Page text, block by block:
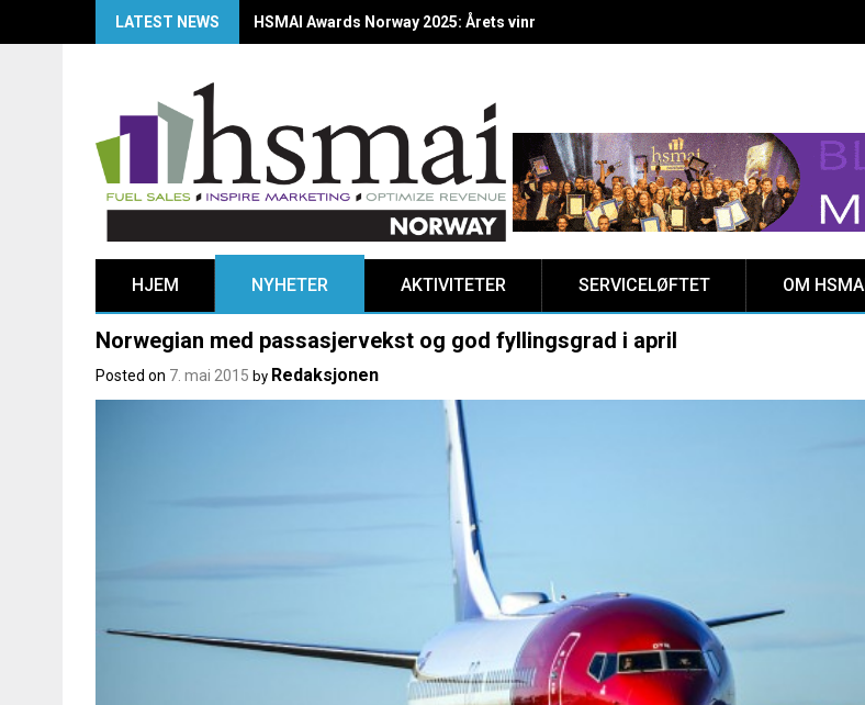
LATEST NEWS HSMAI Awards Norway 2025: Årets vinnere kåret på Clarion Hotel The HUB
HJEM NYHETER AKTIVITETER SERVICELØFTET OM HSMAI
Norwegian med passasjervekst og god fyllingsgrad i april
Posted on 7. mai 2015 by Redaksjonen